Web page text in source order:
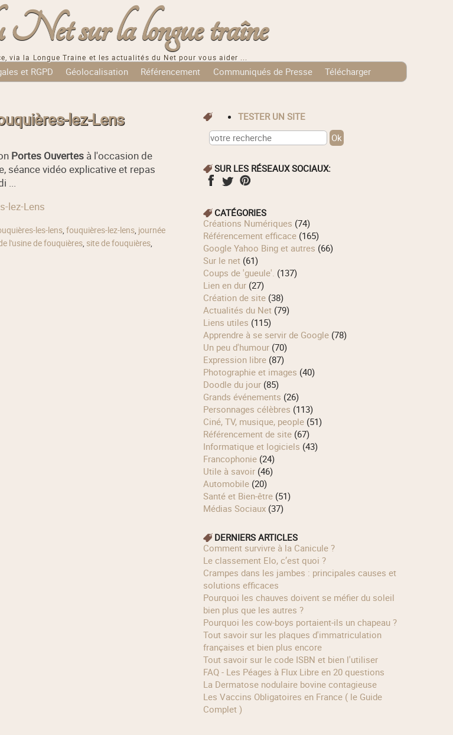
sur la longue traîne
via la Longue Traine et les actualités du Net pour vous aider ...
et RGPD Géolocalisation Référencement Communiqués de Presse
Télécharger
lez-Lens
Portes Ouvertesà l'occasion de
séance vidéo explicative et repas
...
lez-Lens
les-lens, fouquières-lez-lens, journée
l'usine de fouquières, site de fouquières,
TESTER UN SITE
SUR LES RÉSEAUX SOCIAUX:
CATÉGORIES
Créations Numériques (74)
Référencement efficace(165)
Google Yahoo Bing et autres (66)
Sur le net(61)
Coups de 'gueule'. (137)
Lien en dur(27)
Création de site(38)
Actualités du Net(79)
Liens utiles (115)
Apprendre à se servir de Google(78)
Un peu d'humour(70)
Expression libre(87)
Photographie et images (40)
Doodle du jour(85)
Grands événements (26)
Personnages célèbres (113)
Ciné, TV, musique, people(51)
Référencement de site(67)
Informatique et logiciels (43)
Francophonie(24)
Utile à savoir(46)
Automobile(20)
Santé et Bien-être(51)
Médias Sociaux(37)
DERNIERS ARTICLES
Comment survivre à la Canicule ?
Le classement Elo, c’est quoi ?
Crampes dans les jambes : principales causes et
solutions efficaces
Pourquoi les chauves doivent se méfier du soleil
bien plus que les autres ?
Pourquoi les cow‑boys portaient‑ils un chapeau ?
Tout savoir sur les plaques d'immatriculation
françaises et bien plus encore
Tout savoir sur le code ISBN et bien l'utiliser
FAQ - Les Péages à Flux Libre en 20 questions
La Dermatose nodulaire bovine contagieuse
Les Vaccins Obligatoires en France ( le Guide
Complet )